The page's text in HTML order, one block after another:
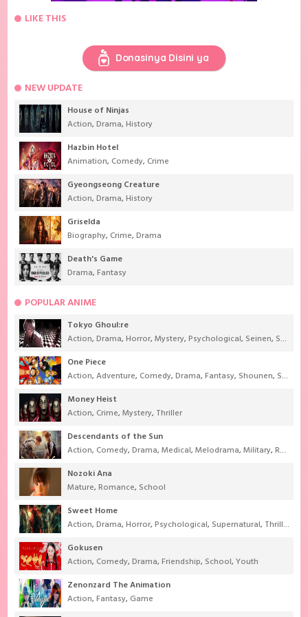
LIKE THIS
Donasinya Disini ya
NEW UPDATE
House of Ninjas
Action,Drama,History
Hazbin Hotel
Animation, Comedy, Crime
Gyeongseong Creature
Action,Drama,History
Griselda
Biography, Crime,Drama
Death's Game
Drama,Fantasy
POPULAR ANIME
Tokyo Ghoul:re
Action,Drama,Horror,Mystery,Psychological, Seinen, Supernatural
One Piece
Action,Adventure, Comedy,Drama,Fantasy, Shounen, Super Power
Money Heist
Action, Crime,Mystery, Thriller
Descendants of the Sun
Action, Comedy,Drama,Medical,Melodrama,Military,Romance
Nozoki Ana
Mature,Romance, School
Sweet Home
Action,Drama,Horror,Psychological, Supernatural, Thriller
Gokusen
Action, Comedy,Drama,Friendship, School,Youth
Zenonzard The Animation
Action,Fantasy, Game